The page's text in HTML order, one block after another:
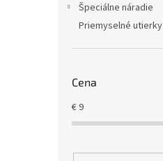
Špeciálne náradie
Priemyselné utierky
Cena
€9